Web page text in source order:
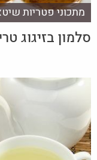
מתכוני פטריות
סלמון בזיגוג